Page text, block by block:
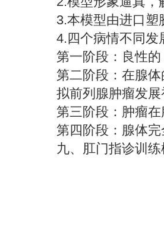
3.本模型由进口
4.四个病情不同发
第一阶段：良性
第二阶段：在腺
拟前列腺肿瘤发
第三阶段：肿瘤
第四阶段：腺体
九、 肛门指诊训